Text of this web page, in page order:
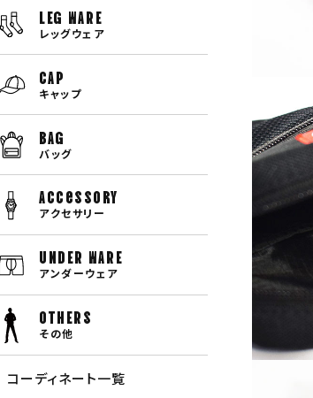
LEG WARE
レッグウェア
CAP
キャップ
BAG
バッグ
Accessory
アクセサリー
UNDER WARE
アンダーウェア
OTHERS
その他
コーディネート一覧